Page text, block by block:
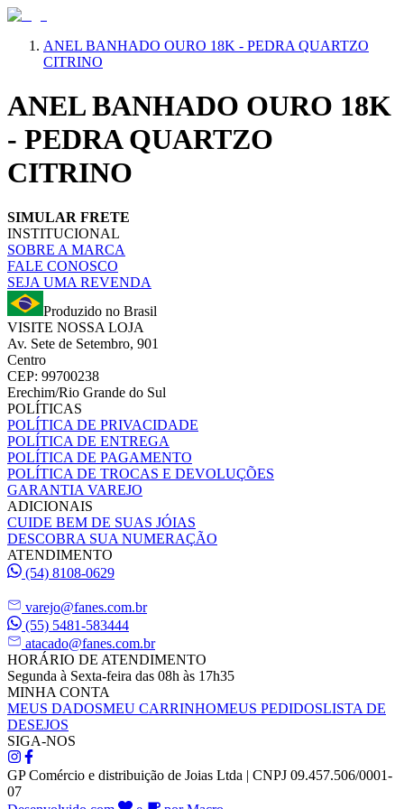
ANEL BANHADO OURO 18K - PEDRA QUARTZO
CITRINO
ANEL BANHADO OURO 18K
- PEDRA QUARTZO
CITRINO
SIMULAR FRETE
INSTITUCIONAL
SOBRE A MARCA
FALE CONOSCO
SEJA UMA REVENDA
Produzido no Brasil
VISITE NOSSA LOJA
Av. Sete de Setembro, 901
Centro
CEP: 99700238
Erechim/Rio Grande do Sul
POLÍTICAS
POLÍTICA DE PRIVACIDADE
POLÍTICA DE ENTREGA
POLÍTICA DE PAGAMENTO
POLÍTICA DE TROCAS E DEVOLUÇÕES
GARANTIA VAREJO
ADICIONAIS
CUIDE BEM DE SUAS JÓIAS
DESCOBRA SUA NUMERAÇÃO
ATENDIMENTO
(54) 8108-0629
varejo@fanes.com.br
(55) 5481-583444
atacado@fanes.com.br
HORÁRIO DE ATENDIMENTO
Segunda à Sexta-feira das 08h às 17h35
MINHA CONTA
MEUS DADOSMEU CARRINHOMEUS PEDIDOSLISTA DE
DESEJOS
SIGA-NOS
GP Comércio e distribuição de Joias Ltda | CNPJ 09.457.506/0001-
07